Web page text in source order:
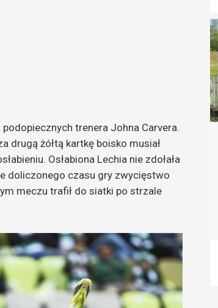
trenera Johna Carvera.
drugą żółtą kartkę boisko musiał
Osłabiona Lechia nie zdołała
doliczonego czasu gry zwycięstwo
meczu trafił do siatki po strzale